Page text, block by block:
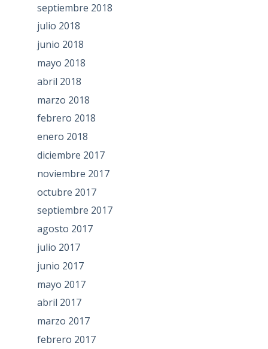
septiembre 2018
julio 2018
junio 2018
mayo 2018
abril 2018
marzo 2018
febrero 2018
enero 2018
diciembre 2017
noviembre 2017
octubre 2017
septiembre 2017
agosto 2017
julio 2017
junio 2017
mayo 2017
abril 2017
marzo 2017
febrero 2017